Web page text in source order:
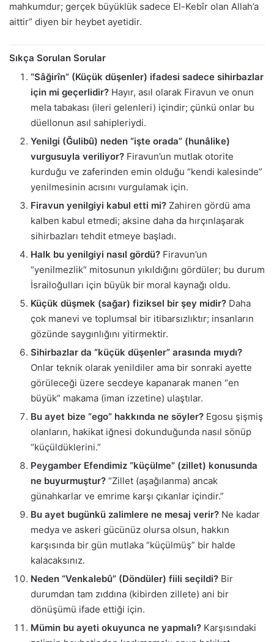
mahkumdur; gerçek büyüklük sadece El-Kebîr olan Allah’a
aittir” diyen bir heybet ayetidir.
Sıkça Sorulan Sorular
“Sâğirîn” (Küçük düşenler) ifadesi sadece sihirbazlar
için mi geçerlidir? Hayır, asıl olarak Firavun ve onun
mela tabakası (ileri gelenleri) içindir; çünkü onlar bu
düellonun asıl sahipleriydi.
Yenilgi (Ğulibû) neden “işte orada” (hunâlike)
vurgusuyla veriliyor? Firavun’un mutlak otorite
kurduğu ve zaferinden emin olduğu “kendi kalesinde”
yenilmesinin acısını vurgulamak için.
Firavun yenilgiyi kabul etti mi? Zahiren gördü ama
kalben kabul etmedi; aksine daha da hırçınlaşarak
sihirbazları tehdit etmeye başladı.
Halk bu yenilgiyi nasıl gördü? Firavun’un
“yenilmezlik” mitosunun yıkıldığını gördüler; bu durum
İsrailoğulları için büyük bir moral kaynağı oldu.
Küçük düşmek (sağar) fiziksel bir şey midir? Daha
çok manevi ve toplumsal bir itibarsızlıktır; insanların
gözünde saygınlığını yitirmektir.
Sihirbazlar da “küçük düşenler” arasında mıydı?
Onlar teknik olarak yenildiler ama bir sonraki ayette
görüleceği üzere secdeye kapanarak manen “en
büyük” makama (iman izzetine) ulaştılar.
Bu ayet bize “ego” hakkında ne söyler? Egosu şişmiş
olanların, hakikat iğnesi dokunduğunda nasıl sönüp
“küçüldüklerini.”
Peygamber Efendimiz “küçülme” (zillet) konusunda
ne buyurmuştur? “Zillet (aşağılanma) ancak
günahkarlar ve emrime karşı çıkanlar içindir.”
Bu ayet bugünkü zalimlere ne mesaj verir? Ne kadar
medya ve askeri gücünüz olursa olsun, hakkın
karşısında bir gün mutlaka “küçülmüş” bir halde
kalacaksınız.
Neden “Venkalebû” (Döndüler) fiili seçildi? Bir
durumdan tam zıddına (kibirden zillete) ani bir
dönüşümü ifade ettiği için.
Mümin bu ayeti okuyunca ne yapmalı? Karşısındaki